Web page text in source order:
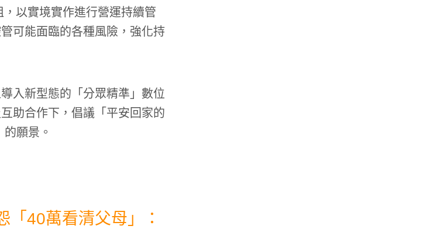
以實境實作進行營運持續管
可能面臨的各種風險，強化持
入新型態的「分眾精準」數位
助合作下，倡議「平安回家的
願景。
40萬看清父母」：